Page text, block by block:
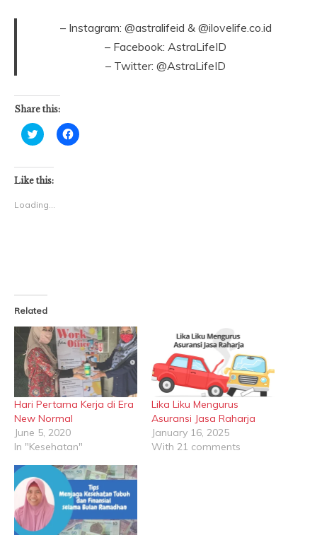
– Instagram: @astralifeid & @ilovelife.co.id
– Facebook: AstraLifeID
– Twitter: @AstraLifeID
Share this:
Click
to
Twitter
(Opens
in
window)
Click
to
Like this:
Loading...
Related
Hari Pertama Kerja di Era
New Normal
June 5, 2020
In "Kesehatan"
Lika Liku Mengurus
Asuransi Jasa Raharja
January 16, 2025
With 21 comments